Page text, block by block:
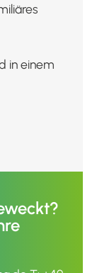
in einem